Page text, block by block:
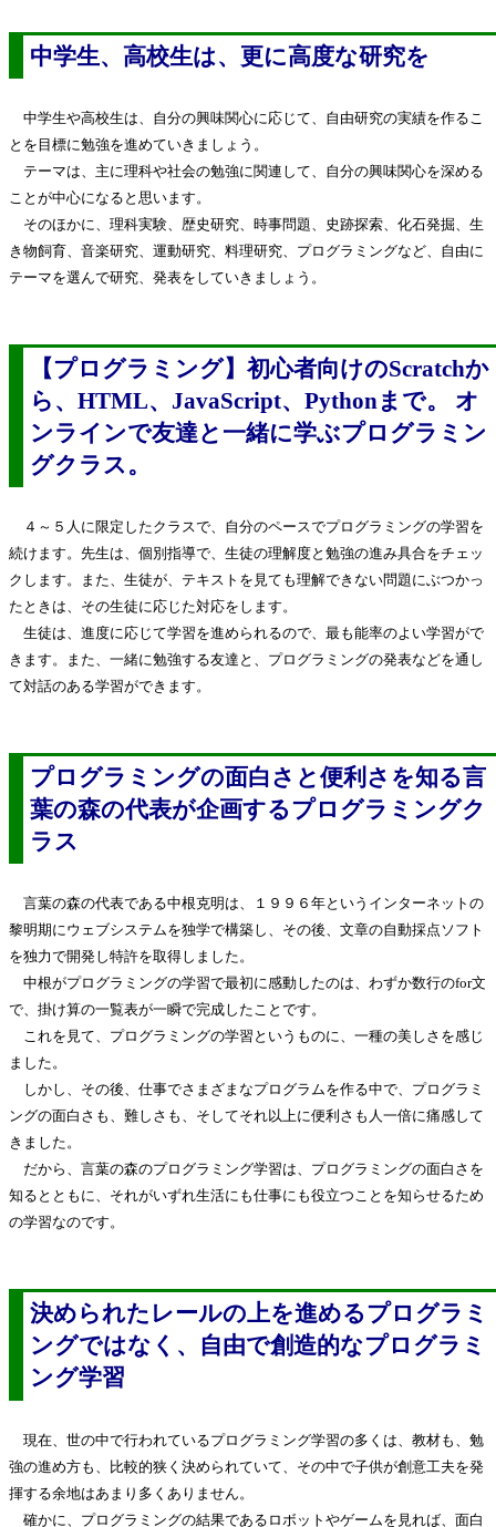
中学生、高校生は、更に高度な研究を
中学生や高校生は、自分の興味関心に応じて、自由研究の実績を作るこ
とを目標に勉強を進めていきましょう。
テーマは、主に理科や社会の勉強に関連して、自分の興味関心を深める
ことが中心になると思います。
そのほかに、理科実験、歴史研究、時事問題、史跡探索、化石発掘、生
き物飼育、音楽研究、運動研究、料理研究、プログラミングなど、自由に
テーマを選んで研究、発表をしていきましょう。
【プログラミング】初心者向けのScratchか
ら、HTML、JavaScript、Pythonまで。 オ
ンラインで友達と一緒に学ぶプログラミン
グクラス。
４～５人に限定したクラスで、自分のペースでプログラミングの学習を
続けます。先生は、個別指導で、生徒の理解度と勉強の進み具合をチェッ
クします。また、生徒が、テキストを見ても理解できない問題にぶつかっ
たときは、その生徒に応じた対応をします。
生徒は、進度に応じて学習を進められるので、最も能率のよい学習がで
きます。また、一緒に勉強する友達と、プログラミングの発表などを通し
て対話のある学習ができます。
プログラミングの面白さと便利さを知る言
葉の森の代表が企画するプログラミングク
ラス
言葉の森の代表である中根克明は、１９９６年というインターネットの
黎明期にウェブシステムを独学で構築し、その後、文章の自動採点ソフト
を独力で開発し特許を取得しました。
中根がプログラミングの学習で最初に感動したのは、わずか数行のfor文
で、掛け算の一覧表が一瞬で完成したことです。
これを見て、プログラミングの学習というものに、一種の美しさを感じ
ました。
しかし、その後、仕事でさまざまなプログラムを作る中で、プログラミ
ングの面白さも、難しさも、そしてそれ以上に便利さも人一倍に痛感して
きました。
だから、言葉の森のプログラミング学習は、プログラミングの面白さを
知るとともに、それがいずれ生活にも仕事にも役立つことを知らせるため
の学習なのです。
決められたレールの上を進めるプログラミ
ングではなく、自由で創造的なプログラミ
ング学習
現在、世の中で行われているプログラミング学習の多くは、教材も、勉
強の進め方も、比較的狭く決められていて、その中で子供が創意工夫を発
揮する余地はあまり多くありません。
確かに、プログラミングの結果であるロボットやゲームを見れば、面白